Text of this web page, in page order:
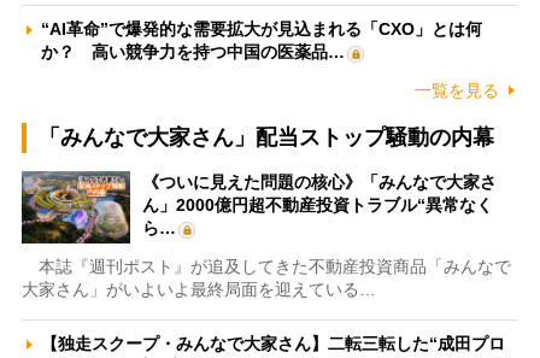
“AI革命”で爆発的な需要拡大が見込まれる「CXO」とは何
か？ 高い競争力を持つ中国の医薬品…
一覧を見る
「みんなで大家さん」配当ストップ騒動の内幕
《ついに見えた問題の核心》「みんなで大家さ
ん」2000億円超不動産投資トラブル“異常なく
ら…
本誌『週刊ポスト』が追及してきた不動産投資商品「みんなで
大家さん」がいよいよ最終局面を迎えている…
【独走スクープ・みんなで大家さん】二転三転した“成田プロ